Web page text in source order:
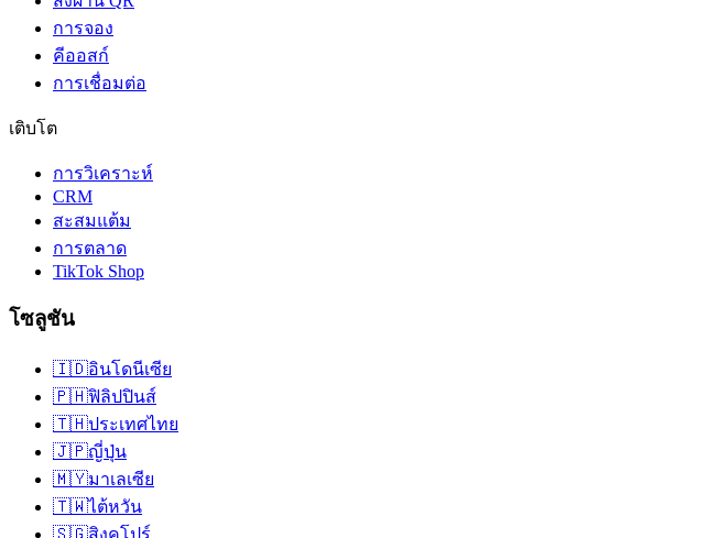
การจอง
คีออสก์
การเชื่อมต่อ
เติบโต
การวิเคราะห์
CRM
สะสมแต้ม
การตลาด
TikTok Shop
โซลูชัน
🇮🇩อินโดนีเซีย
🇵🇭ฟิลิปปินส์
🇹🇭ประเทศไทย
🇯🇵ญี่ปุ่น
🇲🇾มาเลเซีย
🇹🇼ไต้หวัน
🇸🇬สิงคโปร์